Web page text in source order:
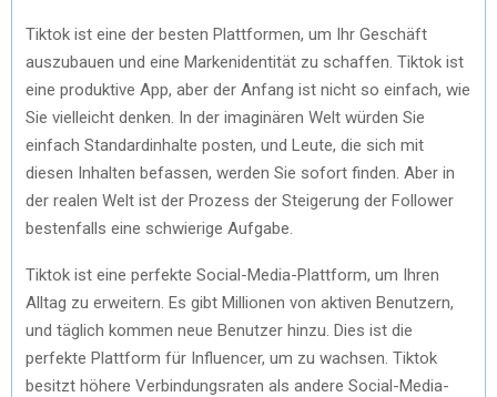
Tiktok ist eine der besten Plattformen, um Ihr Geschäft
auszubauen und eine Markenidentität zu schaffen. Tiktok ist
eine produktive App, aber der Anfang ist nicht so einfach, wie
Sie vielleicht denken. In der imaginären Welt würden Sie
einfach Standardinhalte posten, und Leute, die sich mit
diesen Inhalten befassen, werden Sie sofort finden. Aber in
der realen Welt ist der Prozess der Steigerung der Follower
bestenfalls eine schwierige Aufgabe.
Tiktok ist eine perfekte Social-Media-Plattform, um Ihren
Alltag zu erweitern. Es gibt Millionen von aktiven Benutzern,
und täglich kommen neue Benutzer hinzu. Dies ist die
perfekte Plattform für Influencer, um zu wachsen. Tiktok
besitzt höhere Verbindungsraten als andere Social-Media-